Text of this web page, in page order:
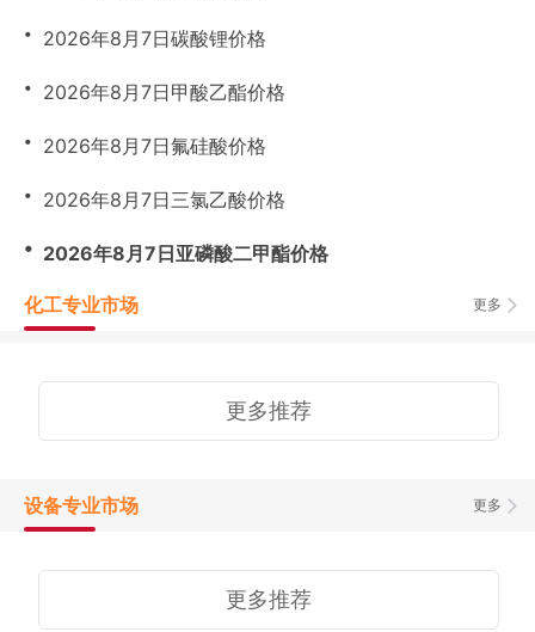
・ 2026年8月7日碳酸锂价格
・ 2026年8月7日甲酸乙酯价格
・ 2026年8月7日氟硅酸价格
・ 2026年8月7日三氯乙酸价格
・ 2026年8月7日亚磷酸二甲酯价格
更多
化工专业市场
更多推荐
更多
设备专业市场
更多推荐